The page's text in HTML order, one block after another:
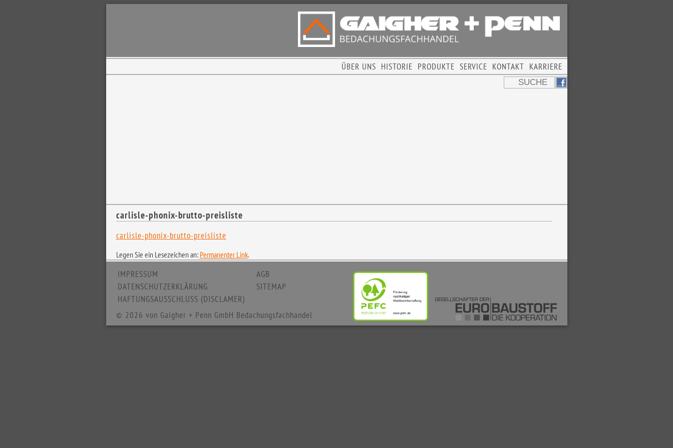
KARRIERE
KONTAKT
SERVICE
PRODUKTE
HISTORIE
ÜBER UNS
carlisle-phonix-brutto-preisliste
carlisle-phonix-brutto-preisliste
Legen Sie ein Lesezeichen an: Permanenter Link.
IMPRESSUM
DATENSCHUTZERKLÄRUNG
HAFTUNGSAUSSCHLUSS (DISCLAMER)
AGB
SITEMAP
© 2026 von Gaigher + Penn GmbH Bedachungsfachhandel